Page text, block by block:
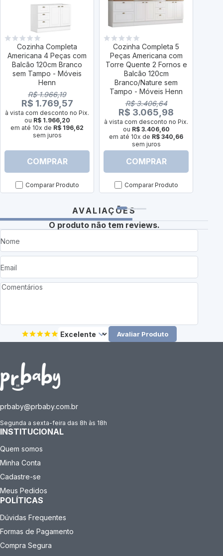
Cozinha Completa
Americana 4 Peças com
Balcão 120cm Branco
sem Tampo - Móveis
Henn
R$ 1.966,19
R$ 1.769,57
à vista com desconto no Pix.
ou R$ 1.966,20
em até 10x de R$ 196,62
sem juros
COMPRAR
Comparar Produto
Cozinha Completa 5
Peças Americana com
Torre Quente 2 Fornos e
Balcão 120cm
Branco/Nature sem
Tampo - Móveis Henn
R$ 3.406,64
R$ 3.065,98
à vista com desconto no Pix.
ou R$ 3.406,60
em até 10x de R$ 340,66
sem juros
COMPRAR
Comparar Produto
AVALIAÇÕES
O produto não tem reviews.
Avaliar Produto
prbaby@prbaby.com.br
Segunda a sexta-feira das 8h às 18h
INSTITUCIONAL
Quem somos
Minha Conta
Cadastre-se
Meus Pedidos
POLÍTICAS
Dúvidas Frequentes
Formas de Pagamento
Compra Segura